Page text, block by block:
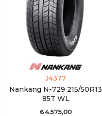
J4377
Nankang N-729 215/50R13
85T WL
₺4.575,00